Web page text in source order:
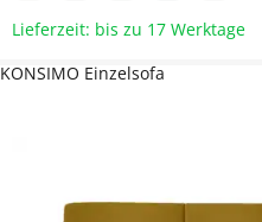
Lieferzeit: bis zu 17 Werktage
KONSIMO Einzelsofa